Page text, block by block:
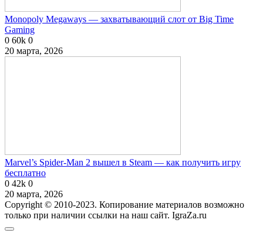
Monopoly Megaways — захватывающий слот от Big Time
Gaming
0 60k 0
20 марта, 2026
Marvel’s Spider-Man 2 вышел в Steam — как получить игру
бесплатно
0 42k 0
20 марта, 2026
Copyright © 2010-2023. Копирование материалов возможно
только при наличии ссылки на наш сайт. IgraZa.ru